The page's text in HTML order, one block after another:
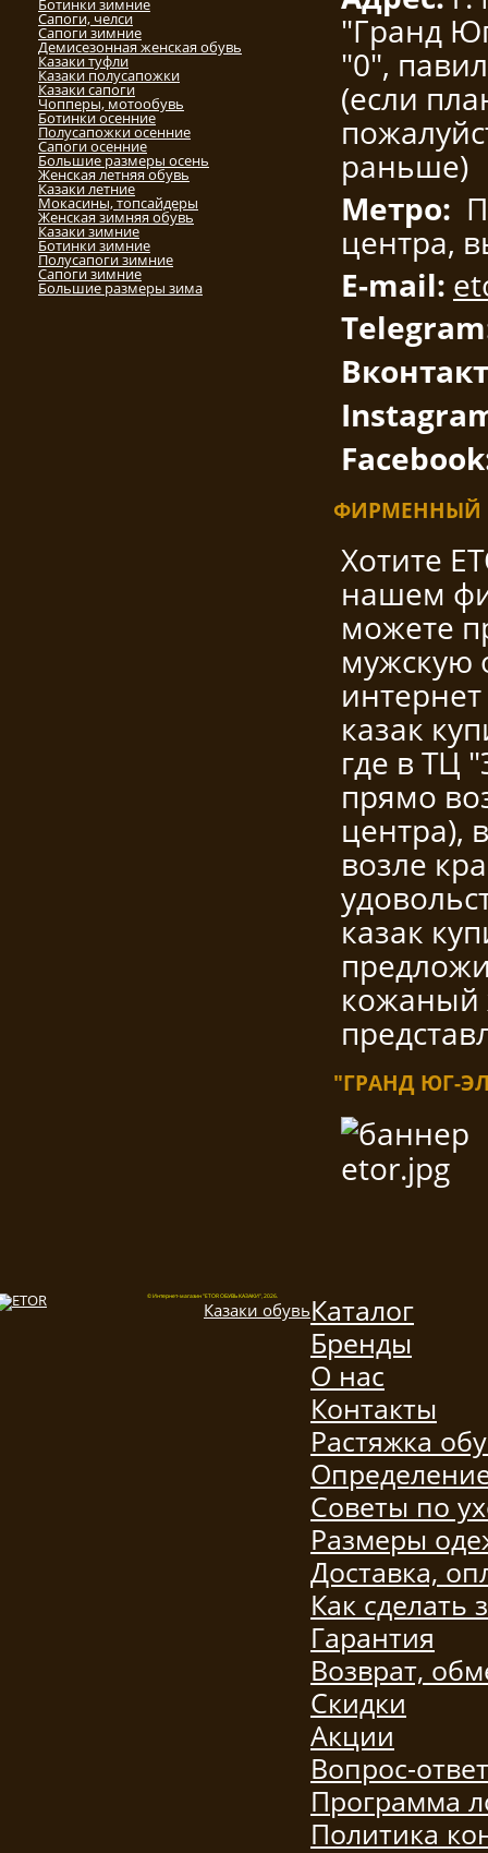
Ботинки зимние
Сапоги, челси
Сапоги зимние
Демисезонная женская обувь
Казаки туфли
Казаки полусапожки
Казаки сапоги
Чопперы, мотообувь
Ботинки осенние
Полусапожки осенние
Сапоги осенние
Большие размеры осень
Женская летняя обувь
Казаки летние
Мокасины, топсайдеры
Женская зимняя обувь
Казаки зимние
Ботинки зимние
Полусапоги зимние
Сапоги зимние
Большие размеры зима
"Гранд
"0",
(если
раньше)
Метро:
центра,
E-mail:
ФИРМЕННЫЙ
Хотите
нашем
можете
мужскую
казак
где в ТЦ
прямо
центра),
возле
казак
кожаный
"ГРАНД ЮГ-
© Интернет-магазин "ETOR ОБУВЬ КАЗАКИ", 2026.
Казаки обувьКаталог
Бренды
О нас
Контакты
Растяжка
Советы по
Размеры
Доставка,
Как сделать
Гарантия
Возврат,
Скидки
Акции
Вопрос-ответ
Программа
Политика